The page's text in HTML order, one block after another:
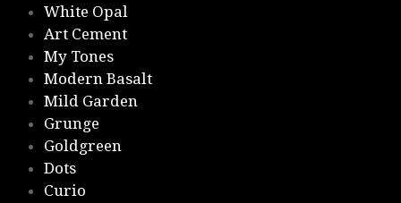
White Opal
Art Cement
My Tones
Modern Basalt
Mild Garden
Grunge
Goldgreen
Dots
Curio